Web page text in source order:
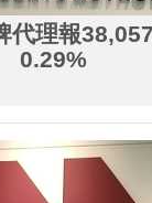
代理報
0.29%